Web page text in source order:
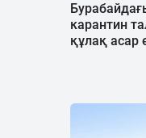
карантин
құлақ асар